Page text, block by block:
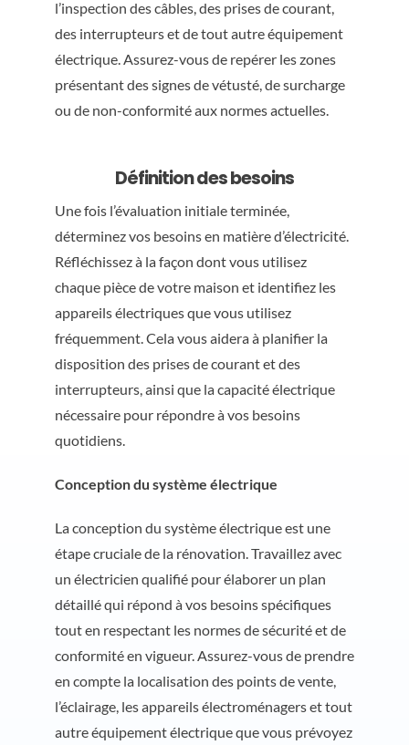
l’inspection des câbles, des prises de courant,
des interrupteurs et de tout autre équipement
électrique. Assurez-vous de repérer les zones
présentant des signes de vétusté, de surcharge
ou de non-conformité aux normes actuelles.
Définition des besoins
Une fois l’évaluation initiale terminée,
déterminez vos besoins en matière d’électricité.
Réfléchissez à la façon dont vous utilisez
chaque pièce de votre maison et identifiez les
appareils électriques que vous utilisez
fréquemment. Cela vous aidera à planifier la
disposition des prises de courant et des
interrupteurs, ainsi que la capacité électrique
nécessaire pour répondre à vos besoins
quotidiens.
Conception du système électrique
La conception du système électrique est une
étape cruciale de la rénovation. Travaillez avec
un électricien qualifié pour élaborer un plan
détaillé qui répond à vos besoins spécifiques
tout en respectant les normes de sécurité et de
conformité en vigueur. Assurez-vous de prendre
en compte la localisation des points de vente,
l’éclairage, les appareils électroménagers et tout
autre équipement électrique que vous prévoyez